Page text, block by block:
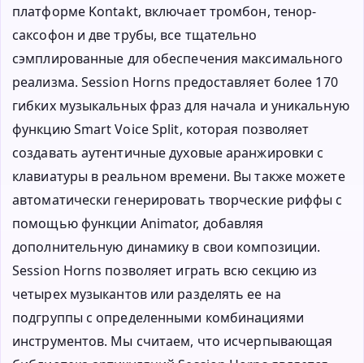
платформе Kontakt, включает тромбон, тенор-
саксофон и две трубы, все тщательно
сэмплированные для обеспечения максимального
реализма. Session Horns предоставляет более 170
гибких музыкальных фраз для начала и уникальную
функцию Smart Voice Split, которая позволяет
создавать аутентичные духовые аранжировки с
клавиатуры в реальном времени. Вы также можете
автоматически генерировать творческие риффы с
помощью функции Animator, добавляя
дополнительную динамику в свои композиции.
Session Horns позволяет играть всю секцию из
четырех музыкантов или разделять ее на
подгруппы с определенными комбинациями
инструментов. Мы считаем, что исчерпывающая